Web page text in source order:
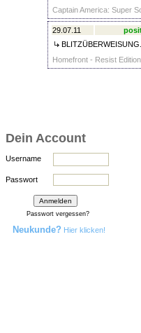
Captain America: Super
29.07.11
Homefront - Resist
Dein Account
Username
Passwort
Passwort vergessen?
Neukunde? Hier klicken!